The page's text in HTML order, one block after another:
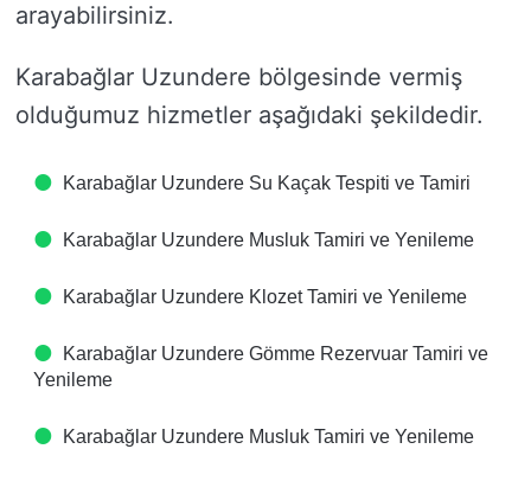
arayabilirsiniz.
Karabağlar Uzundere bölgesinde vermiş
olduğumuz hizmetler aşağıdaki şekildedir.
Karabağlar Uzundere Su Kaçak Tespiti ve Tamiri
Karabağlar Uzundere Musluk Tamiri ve Yenileme
Karabağlar Uzundere Klozet Tamiri ve Yenileme
Karabağlar Uzundere Gömme Rezervuar Tamiri ve
Yenileme
Karabağlar Uzundere Musluk Tamiri ve Yenileme